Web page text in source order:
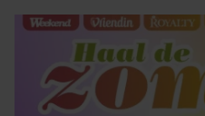
verzameld op basis van uw
gaat akkoord met onze
gebruiken.